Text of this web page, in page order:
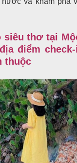
siêu thơ tại
điểm
thuộc